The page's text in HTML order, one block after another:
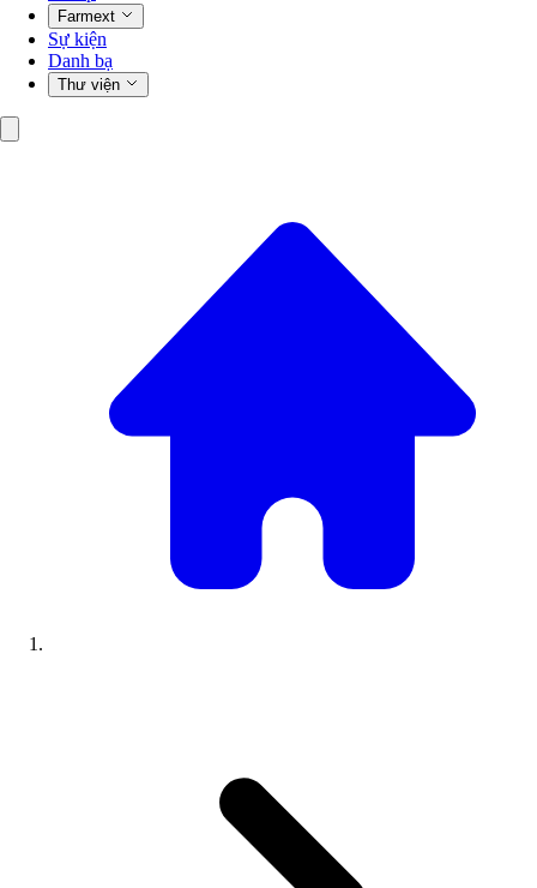
Farmext
Sự kiện
Danh bạ
Thư viện